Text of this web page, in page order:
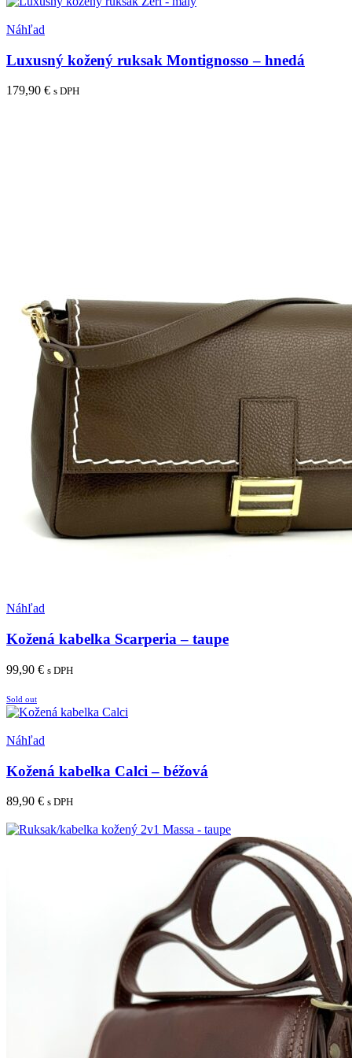
Náhľad
Luxusný kožený ruksak Montignosso – hnedá
179,90 € s DPH
Náhľad
Kožená kabelka Scarperia – taupe
99,90 € s DPH
Sold out
Náhľad
Kožená kabelka Calci – béžová
89,90 € s DPH